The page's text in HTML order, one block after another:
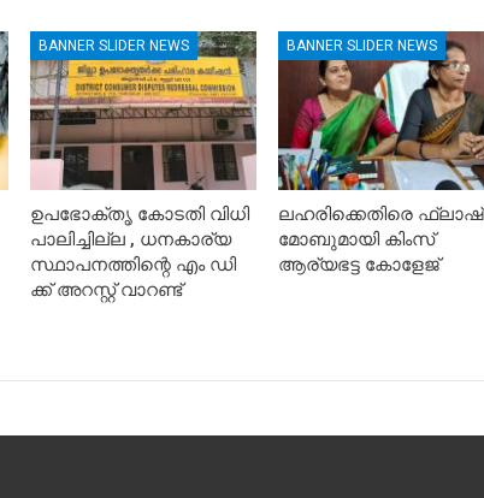
BANNER SLIDER NEWS
ഉപഭോക്തൃ കോടതി വിധി
പാലിച്ചില്ല , ധനകാര്യ
സ്ഥാപനത്തിന്റെ എം ഡി
ക്ക് അറസ്റ്റ് വാറണ്ട്
BANNER SLIDER NEWS
ലഹരിക്കെതിരെ ഫ്ലാഷ്
മോബുമായി കിംസ്
ആര്യഭട്ട കോളേജ്